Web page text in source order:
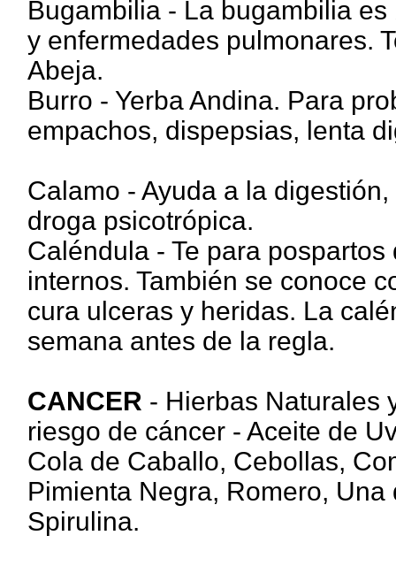
Bugambilia - La bugambilia
y enfermedades pulmonares.
Abeja.
Burro - Yerba Andina. Para
empachos, dispepsias, lenta
Calamo - Ayuda a la
droga psicotrópica.
Caléndula - Te para
internos. También se conoce
cura ulceras y heridas. La
semana antes de la regla.
CANCER - Hierbas Naturales
riesgo de cáncer - Aceite de
Cola de Caballo, Cebollas,
Pimienta Negra, Romero,
Spirulina.